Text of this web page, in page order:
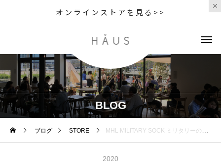
オンラインストアを見る>>
BLOG
ブログ STORE MHL MILITARY SOCK ミリタリーのリブソックスから インスパイアされたコットンソックス
2020